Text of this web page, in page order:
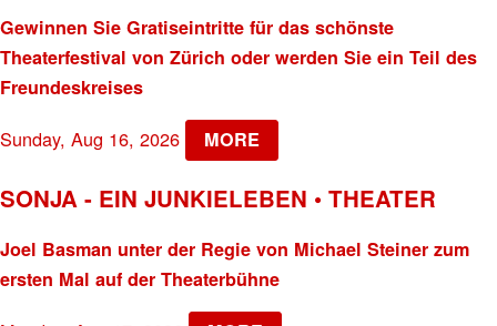
Gewinnen Sie Gratiseintritte für das schönste
Theaterfestival von Zürich oder werden Sie ein Teil des
Freundeskreises
Sunday, Aug 16, 2026 MORE
SONJA - EIN JUNKIELEBEN • THEATER
Joel Basman unter der Regie von Michael Steiner zum
ersten Mal auf der Theaterbühne